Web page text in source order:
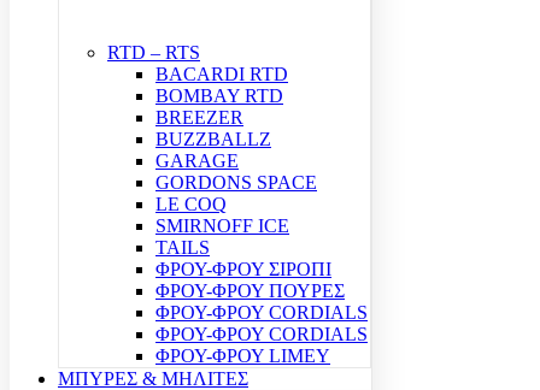
RTD – RTS
BACARDI RTD
BOMBAY RTD
BREEZER
BUZZBALLZ
GARAGE
GORDONS SPACE
LE COQ
SMIRNOFF ICE
TAILS
ΦΡΟΥ-ΦΡΟΥ ΣΙΡΟΠΙ
ΦΡΟΥ-ΦΡΟΥ ΠΟΥΡΕΣ
ΦΡΟΥ-ΦΡΟΥ CORDIALS
ΦΡΟΥ-ΦΡΟΥ CORDIALS
ΦΡΟΥ-ΦΡΟΥ LIMEY
ΜΠΥΡΕΣ & ΜΗΛΙΤΕΣ